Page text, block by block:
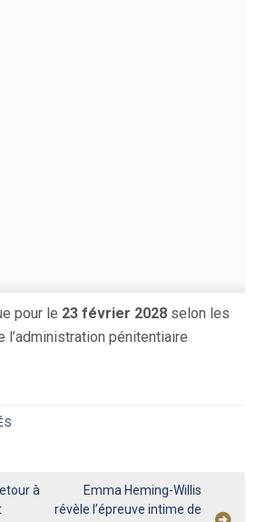
pour le 23 février 2028 selon les
pénitentiaire
à
Emma Heming-Willis
révèle l’épreuve intime de